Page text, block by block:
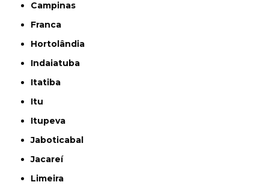
Campinas
Franca
Hortolândia
Indaiatuba
Itatiba
Itu
Itupeva
Jaboticabal
Jacareí
Limeira